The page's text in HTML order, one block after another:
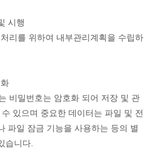
시행
리를 위하여 내부관리계획을 수립하
비밀번호는 암호화 되어 저장 및 관
있으며 중요한 데이터는 파일 및 전
파일 잠금 기능을 사용하는 등의 별
습니다.